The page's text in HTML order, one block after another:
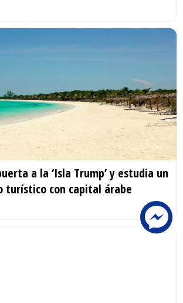
a la ‘Isla Trump’ y estudia un
turístico con capital árabe